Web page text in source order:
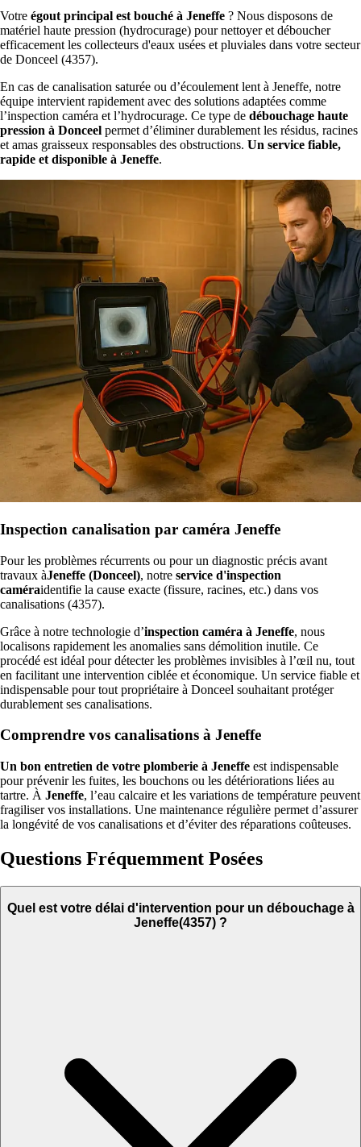
Votre égout principal est bouché à Jeneffe ? Nous disposons de
matériel haute pression (hydrocurage) pour nettoyer et déboucher
efficacement les collecteurs d'eaux usées et pluviales dans votre secteur
de Donceel (4357).
En cas de canalisation saturée ou d’écoulement lent à Jeneffe, notre
équipe intervient rapidement avec des solutions adaptées comme
l’inspection caméra et l’hydrocurage. Ce type de débouchage haute
pression à Donceel permet d’éliminer durablement les résidus, racines
et amas graisseux responsables des obstructions. Un service fiable,
rapide et disponible à Jeneffe.
Inspection canalisation par caméra Jeneffe
Pour les problèmes récurrents ou pour un diagnostic précis avant
travaux àJeneffe (Donceel), notre service d'inspection
caméraidentifie la cause exacte (fissure, racines, etc.) dans vos
canalisations (4357).
Grâce à notre technologie d’inspection caméra à Jeneffe, nous
localisons rapidement les anomalies sans démolition inutile. Ce
procédé est idéal pour détecter les problèmes invisibles à l’œil nu, tout
en facilitant une intervention ciblée et économique. Un service fiable et
indispensable pour tout propriétaire à Donceel souhaitant protéger
durablement ses canalisations.
Comprendre vos canalisations à Jeneffe
Un bon entretien de votre plomberie à Jeneffe est indispensable
pour prévenir les fuites, les bouchons ou les détériorations liées au
tartre. À Jeneffe, l’eau calcaire et les variations de température peuvent
fragiliser vos installations. Une maintenance régulière permet d’assurer
la longévité de vos canalisations et d’éviter des réparations coûteuses.
Questions Fréquemment Posées
Quel est votre délai d'intervention pour un débouchage à
Jeneffe(4357) ?